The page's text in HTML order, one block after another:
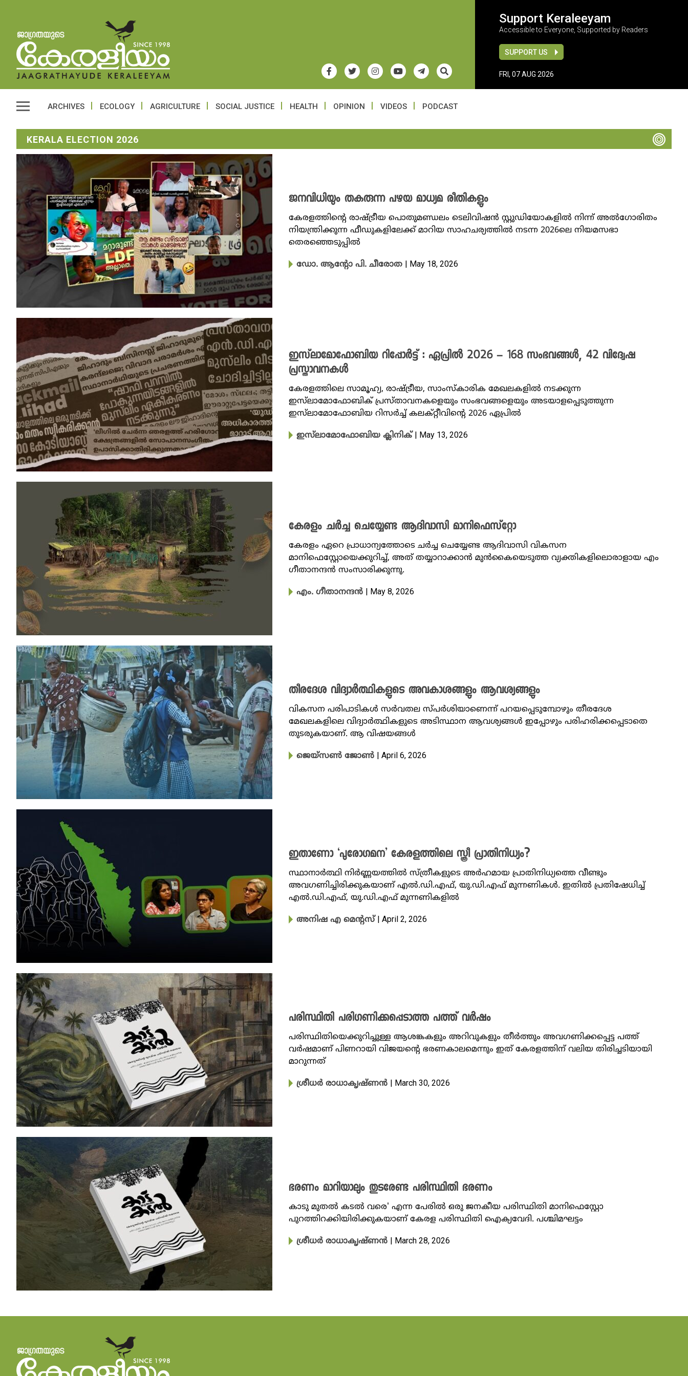
Support Keraleeyam
Accessible to Everyone, Supported by Readers
SUPPORT US
FRI, 07 AUG 2026
ARCHIVES ECOLOGY AGRICULTURE SOCIAL JUSTICE HEALTH OPINION VIDEOS PODCAST
KERALA ELECTION 2026
ജനവിധിയും തകരുന്ന പഴയ മാധ്യമ രീതികളും
കേരളത്തിന്റെ രാഷ്ട്രീയ പൊതുമണ്ഡലം ടെലിവിഷൻ സ്റ്റുഡിയോകളിൽ നിന്ന് അൽഗോരിതം
നിയന്ത്രിക്കുന്ന ഫീഡുകളിലേക്ക് മാറിയ സാഹചര്യത്തിൽ നടന്ന 2026ലെ നിയമസഭാ
തെരഞ്ഞെടുപ്പിൽ
ഡോ. ആന്റോ പി. ചീരോത | May 18, 2026
ഇസ്‌ലാമോഫോബിയ റിപ്പോർട്ട് : ഏപ്രിൽ 2026 – 168 സംഭവങ്ങൾ, 42 വിദ്വേഷ
പ്രസ്താവനകൾ
കേരളത്തിലെ സാമൂഹ്യ, രാഷ്ട്രീയ, സാംസ്‌കാരിക മേഖലകളിൽ നടക്കുന്ന
ഇസ്‌ലാമോഫോബിക് പ്രസ്താവനകളെയും സംഭവങ്ങളെയും അടയാളപ്പെടുത്തുന്ന
ഇസ്‌ലാമോഫോബിയ റിസർച്ച് കലക്റ്റീവിന്റെ 2026 ഏപ്രിൽ
ഇസ്‌ലാമോഫോബിയ ക്ലിനിക് | May 13, 2026
കേരളം ചർച്ച ചെയ്യേണ്ട ആദിവാസി മാനിഫെസ്റ്റോ
കേരളം ഏറെ പ്രാധാന്യത്തോടെ ചർച്ച ചെയ്യേണ്ട ആദിവാസി വികസന
മാനിഫെസ്റ്റോയെക്കുറിച്ച്, അത് തയ്യാറാക്കാൻ മുൻകൈയെടുത്ത വ്യക്തികളിലൊരാളായ എം ​
ഗീതാനന്ദൻ സംസാരിക്കുന്നു.
എം. ഗീതാനന്ദൻ | May 8, 2026
തീരദേശ വിദ്യാർത്ഥികളുടെ അവകാശങ്ങളും ആവശ്യങ്ങളും
വികസന പരിപാടികൾ സർവതല സ്പർശിയാണെന്ന് പറയപ്പെടുമ്പോഴും തീരദേശ
മേഖലകളിലെ വിദ്യാർത്ഥികളുടെ അടിസ്ഥാന ആവശ്യങ്ങൾ ഇപ്പോഴും പരിഹരിക്കപ്പെടാതെ
തുടരുകയാണ്. ആ വിഷയങ്ങൾ
ജെയ്സൺ ജോൺ | April 6, 2026
ഇതാണോ ‘പുരോ​ഗമന’ കേരളത്തിലെ സ്ത്രീ പ്രാതിനിധ്യം?
സ്ഥാനാർത്ഥി നിർണ്ണയത്തിൽ സ്ത്രീകളുടെ അർഹമായ പ്രാതിനിധ്യത്തെ വീണ്ടും
അവഗണിച്ചിരിക്കുകയാണ് എൽ.ഡി.എഫ്, യു.ഡി.എഫ് മുന്നണികൾ. ഇതിൽ പ്രതിഷേധിച്ച്
എൽ.ഡി.എഫ്, യു.ഡി.എഫ് മുന്നണികളിൽ
അനിഷ എ മെന്റസ് | April 2, 2026
പരിസ്ഥിതി പരി​ഗണിക്കപ്പെടാത്ത പത്ത് വ‍ർഷം
പരിസ്ഥിതിയെക്കുറിച്ചുള്ള ആശങ്കകളും അറിവുകളും തീർത്തും അവ​ഗണിക്കപ്പെട്ട പത്ത്
വ‍ർഷമാണ് പിണറായി വിജയന്റെ ഭരണകാലമെന്നും ഇത് കേരളത്തിന് വലിയ തിരിച്ചടിയായി
മാറുന്നത്
ശ്രീധ‍ർ രാധാകൃഷ്ണൻ | March 30, 2026
ഭരണം മാറിയാലും തുടരേണ്ട പരിസ്ഥിതി ഭരണം
കാടു മുതൽ കടൽ വരെ' എന്ന പേരിൽ ഒരു ജനകീയ പരിസ്ഥിതി മാനിഫെസ്റ്റോ
പുറത്തിറക്കിയിരിക്കുകയാണ് കേരള പരിസ്ഥിതി ഐക്യവേദി. പശ്ചിമഘട്ടം
ശ്രീധ‍ർ രാധാകൃഷ്ണൻ | March 28, 2026